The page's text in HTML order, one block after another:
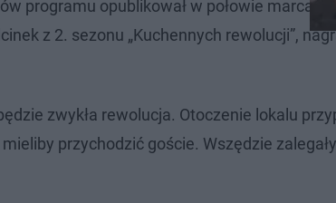
programu opublikował w połowie marca
z 2. sezonu „Kuchennych rewolucji”,
zwykła rewolucja. Otoczenie lokalu
przychodzić goście. Wszędzie